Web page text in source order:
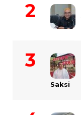
Saksi